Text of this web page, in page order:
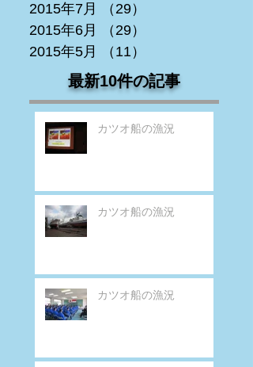
2015年7月
（29）
2015年6月
（29）
2015年5月
（11）
最新10件の記事
カツオ船の漁況
カツオ船の漁況
カツオ船の漁況